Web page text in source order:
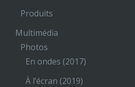
Produits
Multimédia
Photos
En ondes (2017)
À l’écran (2019)